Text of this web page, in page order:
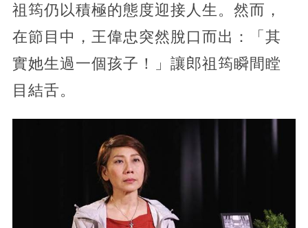
祖筠仍以積極的態度迎接人生。然而，
在節目中，王偉忠突然脫口而出：「其
實她生過一個孩子！」讓郎祖筠瞬間瞠
目結舌。